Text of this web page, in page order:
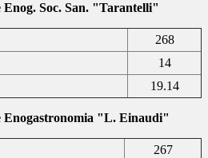
Enog. Soc. San. "Tarantelli"
268
14
19.14
Enogastronomia "L. Einaudi"
267